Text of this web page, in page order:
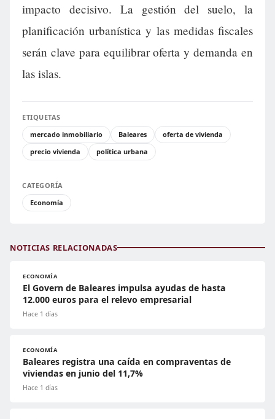
impacto decisivo. La gestión del suelo, la
planificación urbanística y las medidas fiscales
serán clave para equilibrar oferta y demanda en
las islas.
ETIQUETAS
mercado inmobiliario
Baleares
oferta de vivienda
precio vivienda
política urbana
CATEGORÍA
Economía
NOTICIAS RELACIONADAS
ECONOMÍA
El Govern de Baleares impulsa ayudas de hasta
12.000 euros para el relevo empresarial
Hace 1 días
ECONOMÍA
Baleares registra una caída en compraventas de
viviendas en junio del 11,7%
Hace 1 días